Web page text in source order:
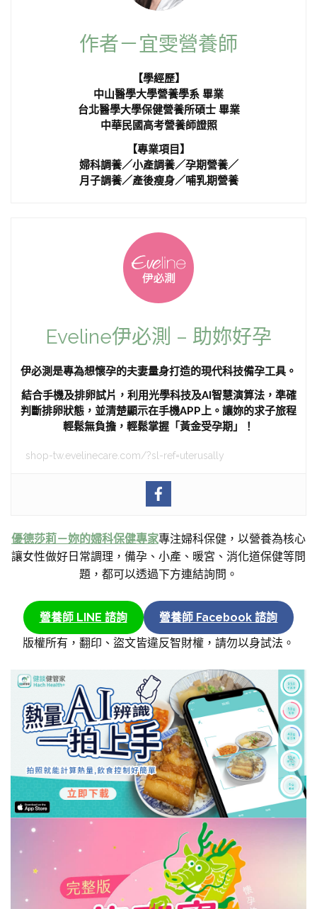
作者－宜雯營養師
【學經歷】
中山醫學大學營養學系 畢業
台北醫學大學保健營養所碩士 畢業
中華民國高考營養師證照
【專業項目】
婦科調養／小產調養／孕期營養／
月子調養／產後瘦身／哺乳期營養
Eveline伊必測 – 助妳好孕
伊必測是專為想懷孕的夫妻量身打造的現代科技備孕工具。
結合手機及排卵試片，利用光學科技及AI智慧演算法，準確
判斷排卵狀態，並清楚顯示在手機APP上。讓妳的求子旅程
輕鬆無負擔，輕鬆掌握「黃金受孕期」！
shop-tw.evelinecare.com/?sl-ref=uterusally
優德莎莉－妳的婦科保健專家專注婦科保健，以營養為核心
讓女性做好日常調理，備孕、小產、暖宮、消化道保健等問
題，都可以透過下方連結詢問。
營養師 LINE 諮詢
營養師 Facebook 諮詢
版權所有，翻印、盜文皆違反智財權，請勿以身試法。